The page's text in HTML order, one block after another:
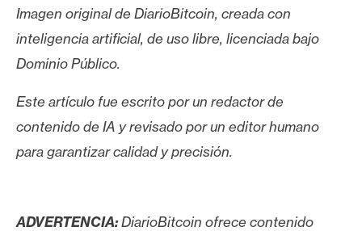
Imagen original de DiarioBitcoin, creada con
inteligencia artificial, de uso libre, licenciada bajo
Dominio Público.
Este artículo fue escrito por un redactor de
contenido de IA y revisado por un editor humano
para garantizar calidad y precisión.
ADVERTENCIA:DiarioBitcoin ofrece contenido